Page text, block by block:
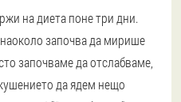
на диета поне три дни.
започва да мирише
започваме да отслабваме,
да ядем нещо